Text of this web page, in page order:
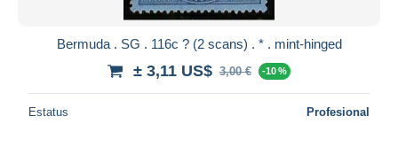
Bermuda . SG . 116c ? (2 scans) . * . mint-hinged
± 3,11 US$ 3,00 € -10 %
Estatus Profesional